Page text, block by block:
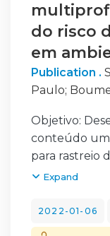
do risco
em
Publication .
Paulo;
Objetivo:
conteúdo
para rastreio
de conteúdo
etapas:
Expand
2022-01-06